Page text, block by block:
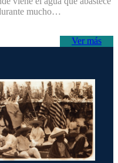
mucho…
Ver más